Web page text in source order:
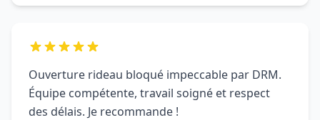
Ouverture rideau bloqué impeccable par DRM.
Équipe compétente, travail soigné et respect
des délais. Je recommande !